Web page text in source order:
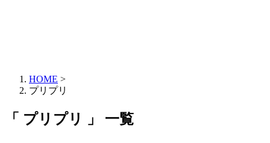
HOME >
プリプリ
「 プリプリ 」 一覧